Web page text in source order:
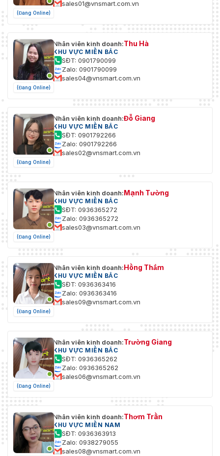
(Đang Online)
sales01@vnsmart.com.vn
(Đang Online)
Nhân viên kinh doanh:Thu Hà
KHU VỰC MIỀN BẮC
SĐT: 0901790099
Zalo: 0901790099
sales04@vnsmart.com.vn
(Đang Online)
Nhân viên kinh doanh:Đỗ Giang
KHU VỰC MIỀN BẮC
SĐT: 0901792266
Zalo: 0901792266
sales02@vnsmart.com.vn
(Đang Online)
Nhân viên kinh doanh:Mạnh Tường
KHU VỰC MIỀN BẮC
SĐT: 0936365272
Zalo: 0936365272
sales03@vnsmart.com.vn
(Đang Online)
Nhân viên kinh doanh:Hồng Thắm
KHU VỰC MIỀN BẮC
SĐT: 0936363416
Zalo: 0936363416
sales09@vnsmart.com.vn
(Đang Online)
Nhân viên kinh doanh:Trường Giang
KHU VỰC MIỀN BẮC
SĐT: 0936365262
Zalo: 0936365262
sales06@vnsmart.com.vn
Nhân viên kinh doanh:Thơm Trần
KHU VỰC MIỀN NAM
SĐT: 0936363913
Zalo: 0938279055
sales08@vnsmart.com.vn